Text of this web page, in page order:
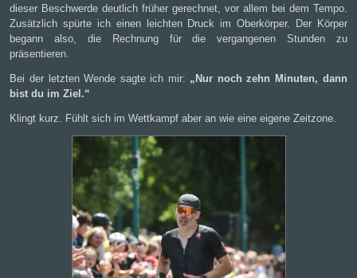
dieser Beschwerde deutlich früher gerechnet, vor allem bei dem Tempo.
Zusätzlich spürte ich einen leichten Druck im Oberkörper. Der Körper
begann also, die Rechnung für die vergangenen Stunden zu
präsentieren.
Bei der letzten Wende sagte ich mir: „Nur noch zehn Minuten, dann
bist du im Ziel.“
Klingt kurz. Fühlt sich im Wettkampf aber an wie eine eigene Zeitzone.